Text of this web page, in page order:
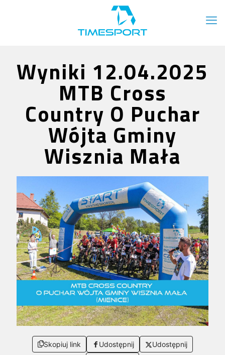
Wyniki 12.04.2025
MTB Cross
Country O Puchar
Wójta Gminy
Wisznia Mała
Skopiuj link Udostępnij
Udostępnij